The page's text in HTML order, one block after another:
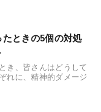
ときの5個の対処
き、皆さんはどうして
れに、精神的ダメージ